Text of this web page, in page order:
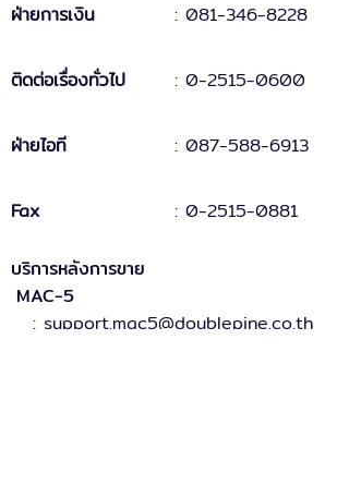
ฝ่ายการเงิน : 081-346-8228
ติดต่อเรื่องทั่วไป : 0-2515-0600
ฝ่ายไอที : 087-588-6913
Fax : 0-2515-0881
บริการหลังการขาย
MAC-5
: support.mac5@doublepine.co.th